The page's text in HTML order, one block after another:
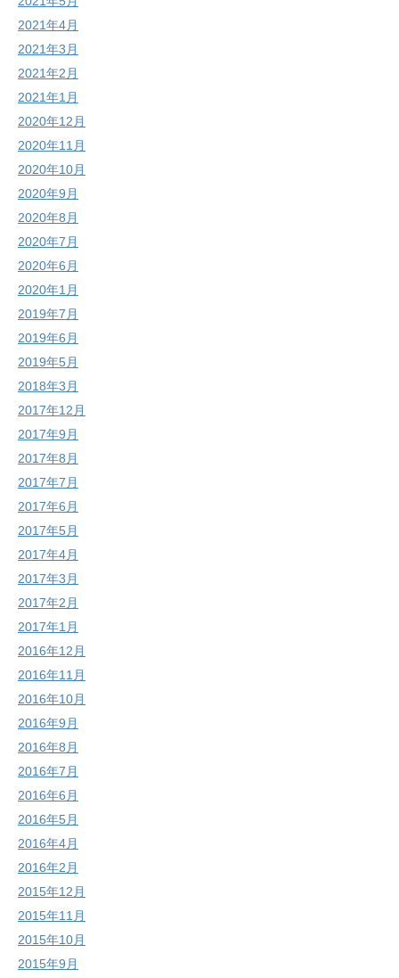
2021年4月
2021年3月
2021年2月
2021年1月
2020年12月
2020年11月
2020年10月
2020年9月
2020年8月
2020年7月
2020年6月
2020年1月
2019年7月
2019年6月
2019年5月
2018年3月
2017年12月
2017年9月
2017年8月
2017年7月
2017年6月
2017年5月
2017年4月
2017年3月
2017年2月
2017年1月
2016年12月
2016年11月
2016年10月
2016年9月
2016年8月
2016年7月
2016年6月
2016年5月
2016年4月
2016年2月
2015年12月
2015年11月
2015年10月
2015年9月